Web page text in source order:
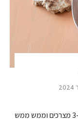
לא יאמן כמה זה טעים! לאבנה טופו שמכינים מ-3 מצרכים וממש ממש